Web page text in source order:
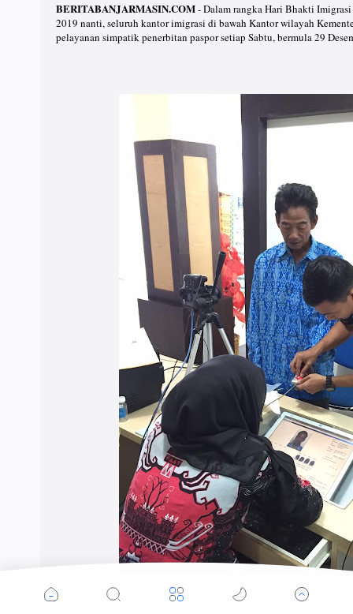
BERITABANJARMASIN.COM- Dalam rangka Hari Bhakti
2019 nanti, seluruh kantor imigrasi di bawah Kantor wilayah
pelayanan simpatik penerbitan paspor setiap Sabtu, bermula 29